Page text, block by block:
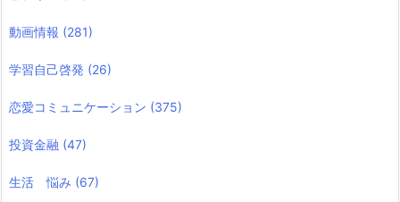
動画情報 (281)
学習自己啓発 (26)
恋愛コミュニケーション (375)
投資金融 (47)
生活 悩み (67)